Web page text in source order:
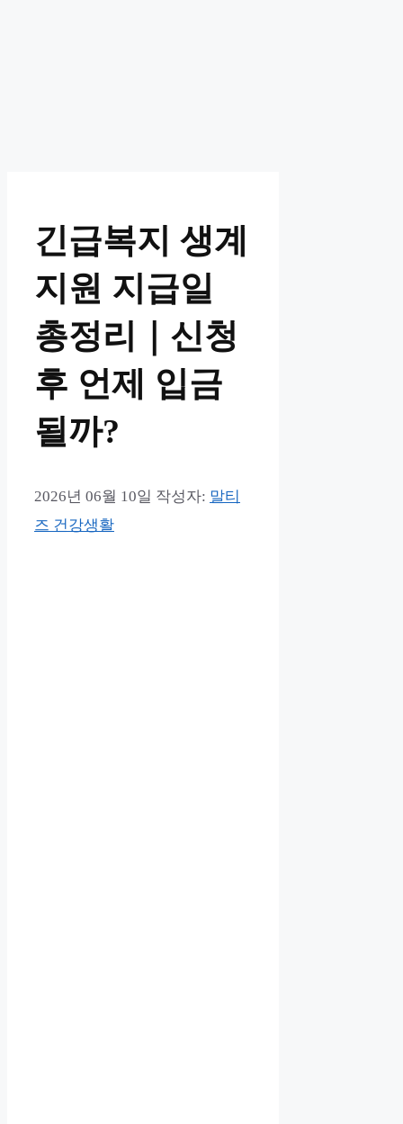
긴급복지 생계
지원 지급일
총정리｜신청
후 언제 입금
될까?
2026년 06월 10일 작성자: 말티
즈 건강생활